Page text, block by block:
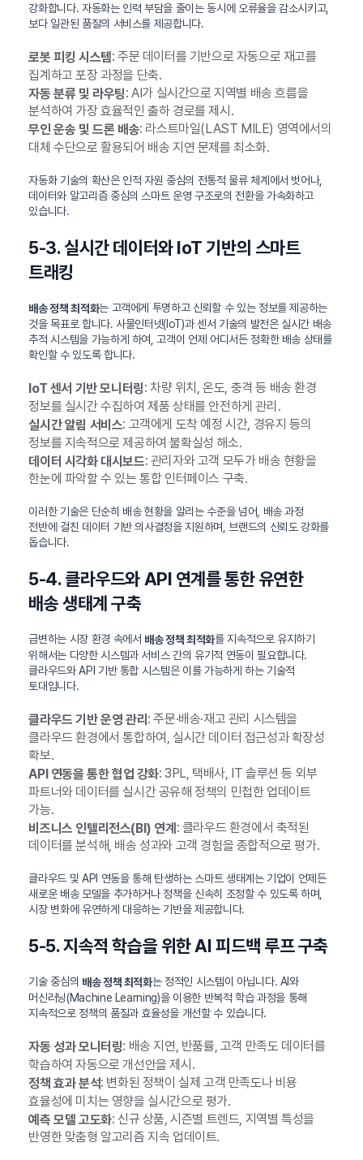
강화합니다. 자동화는 인력 부담을 줄이는 동시에 오류율을 감소시키고,
보다 일관된 품질의 서비스를 제공합니다.
로봇 피킹 시스템: 주문 데이터를 기반으로 자동으로 재고를
집계하고 포장 과정을 단축.
자동 분류 및 라우팅: AI가 실시간으로 지역별 배송 흐름을
분석하여 가장 효율적인 출하 경로를 제시.
무인 운송 및 드론 배송: 라스트마일(LAST MILE) 영역에서의
대체 수단으로 활용되어 배송 지연 문제를 최소화.
자동화 기술의 확산은 인적 자원 중심의 전통적 물류 체계에서 벗어나,
데이터와 알고리즘 중심의 스마트 운영 구조로의 전환을 가속화하고
있습니다.
5-3. 실시간 데이터와 IoT 기반의 스마트
트래킹
배송 정책 최적화는 고객에게 투명하고 신뢰할 수 있는 정보를 제공하는
것을 목표로 합니다. 사물인터넷(IoT)과 센서 기술의 발전은 실시간 배송
추적 시스템을 가능하게 하여, 고객이 언제 어디서든 정확한 배송 상태를
확인할 수 있도록 합니다.
IoT 센서 기반 모니터링: 차량 위치, 온도, 충격 등 배송 환경
정보를 실시간 수집하여 제품 상태를 안전하게 관리.
실시간 알림 서비스: 고객에게 도착 예정 시간, 경유지 등의
정보를 지속적으로 제공하여 불확실성 해소.
데이터 시각화 대시보드: 관리자와 고객 모두가 배송 현황을
한눈에 파악할 수 있는 통합 인터페이스 구축.
이러한 기술은 단순히 배송 현황을 알리는 수준을 넘어, 배송 과정
전반에 걸친 데이터 기반 의사결정을 지원하며, 브랜드의 신뢰도 강화를
돕습니다.
5-4. 클라우드와 API 연계를 통한 유연한
배송 생태계 구축
급변하는 시장 환경 속에서 배송 정책 최적화를 지속적으로 유지하기
위해서는 다양한 시스템과 서비스 간의 유기적 연동이 필요합니다.
클라우드와 API 기반 통합 시스템은 이를 가능하게 하는 기술적
토대입니다.
클라우드 기반 운영 관리 : 주문·배송·재고 관리 시스템을
클라우드 환경에서 통합하여, 실시간 데이터 접근성과 확장성
확보.
API 연동을 통한 협업 강화: 3PL, 택배사, IT 솔루션 등 외부
파트너와 데이터를 실시간 공유해 정책의 민첩한 업데이트
가능.
비즈니스 인텔리전스(BI) 연계 : 클라우드 환경에서 축적된
데이터를 분석해, 배송 성과와 고객 경험을 종합적으로 평가.
클라우드 및 API 연동을 통해 탄생하는 스마트 생태계는 기업이 언제든
새로운 배송 모델을 추가하거나 정책을 신속히 조정할 수 있도록 하며,
시장 변화에 유연하게 대응하는 기반을 제공합니다.
5-5. 지속적 학습을 위한 AI 피드백 루프 구축
기술 중심의 배송 정책 최적화는 정적인 시스템이 아닙니다. AI와
머신러닝(Machine Learning)을 이용한 반복적 학습 과정을 통해
지속적으로 정책의 품질과 효율성을 개선할 수 있습니다.
자동 성과 모니터링: 배송 지연, 반품률, 고객 만족도 데이터를
학습하여 자동으로 개선안을 제시.
정책 효과 분석: 변화된 정책이 실제 고객 만족도나 비용
효율성에 미치는 영향을 실시간으로 평가.
예측 모델 고도화: 신규 상품, 시즌별 트렌드, 지역별 특성을
반영한 맞춤형 알고리즘 지속 업데이트.